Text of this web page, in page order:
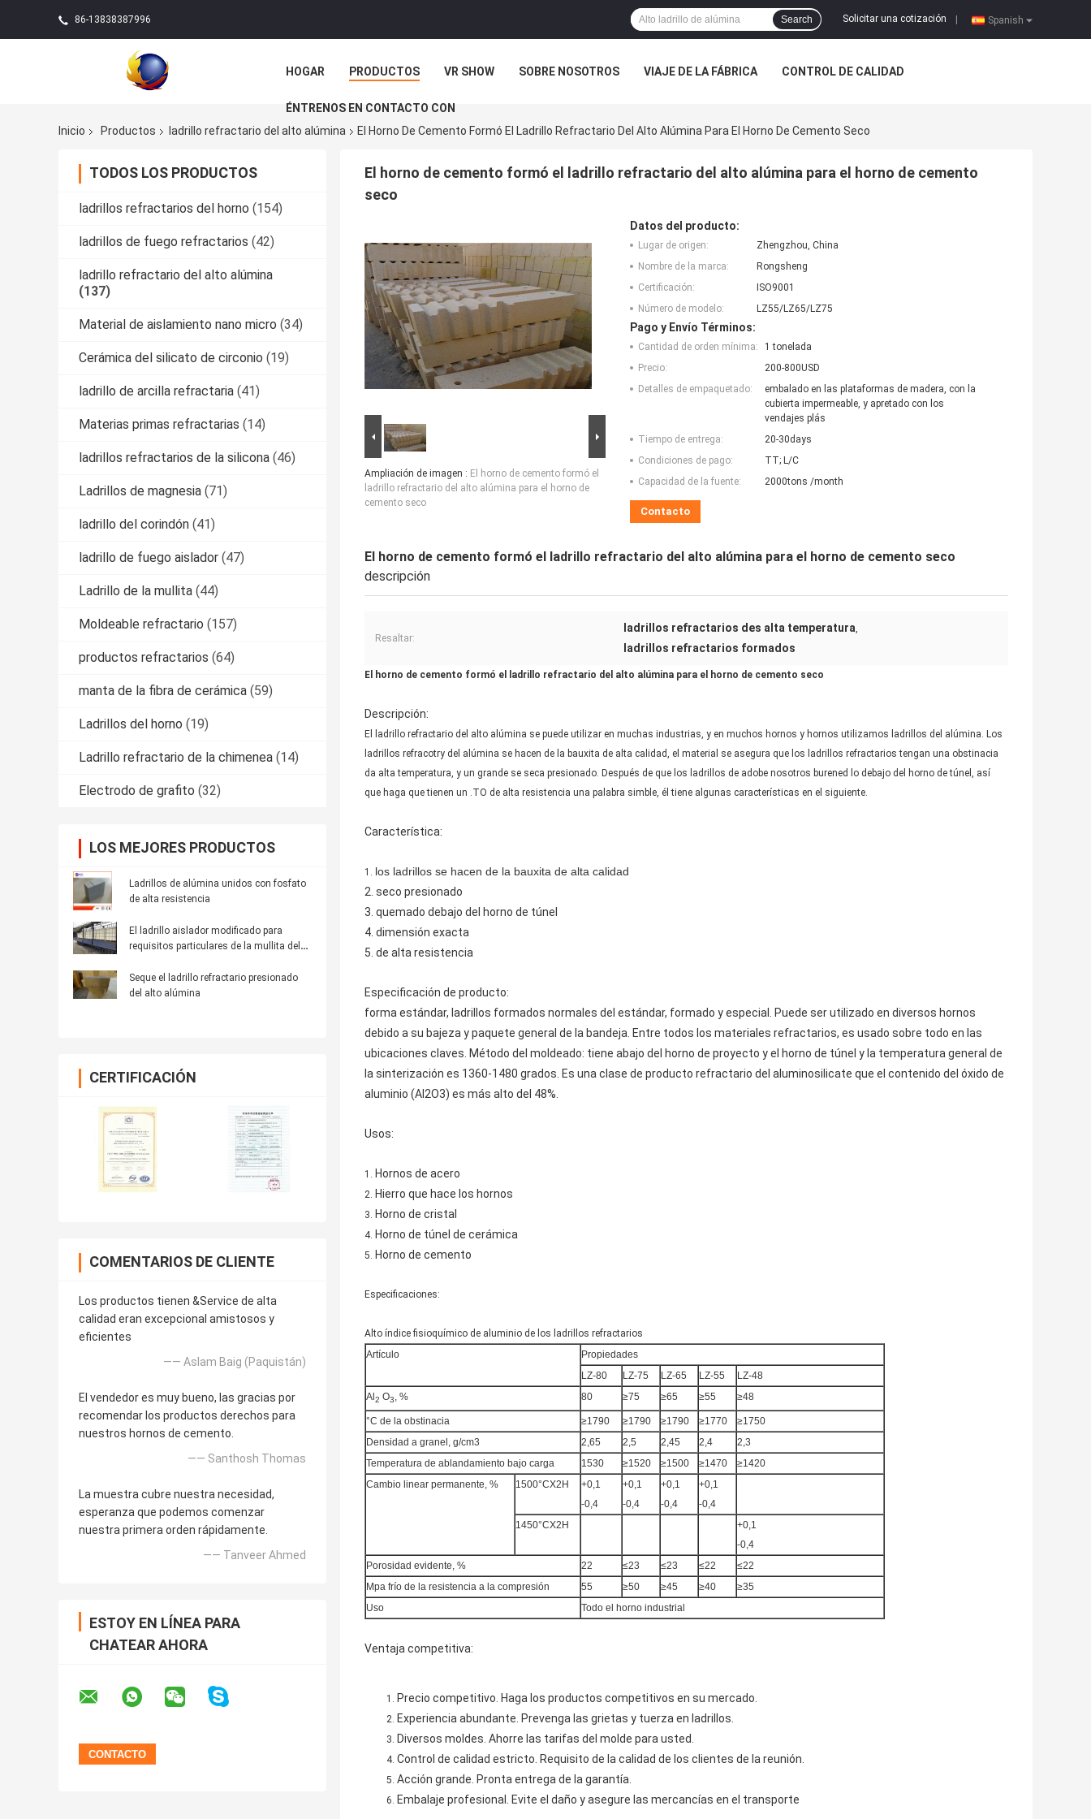
86-13838387996 Spanish
Solicitar una cotización
Search
HOGAR PRODUCTOS VR SHOW SOBRE NOSOTROS VIAJE DE LA FÁBRICA CONTROL DE CALIDAD
ÉNTRENOS EN CONTACTO CON
Inicio
Productos ladrillo refractario del alto alúmina El Horno De Cemento Formó El Ladrillo Refractario Del Alto Alúmina Para El Horno De Cemento Seco
TODOS LOS PRODUCTOS
ladrillos refractarios del horno (154)
ladrillos de fuego refractarios (42)
ladrillo refractario del alto alúmina
(137)
Material de aislamiento nano micro (34)
Cerámica del silicato de circonio (19)
ladrillo de arcilla refractaria (41)
Materias primas refractarias (14)
ladrillos refractarios de la silicona (46)
Ladrillos de magnesia (71)
ladrillo del corindón (41)
ladrillo de fuego aislador (47)
Ladrillo de la mullita (44)
Moldeable refractario (157)
productos refractarios (64)
manta de la fibra de cerámica (59)
Ladrillos del horno (19)
Ladrillo refractario de la chimenea (14)
Electrodo de grafito (32)
LOS MEJORES PRODUCTOS
Ladrillos de alúmina unidos con fosfato
de alta resistencia
El ladrillo aislador modificado para
requisitos particulares de la mullita del
Seque el ladrillo refractario presionado
del alto alúmina
CERTIFICACIÓN
COMENTARIOS DE CLIENTE
Los productos tienen &Service de alta
calidad eran excepcional amistosos y
eficientes
—— Aslam Baig (Paquistán)
El vendedor es muy bueno, las gracias por
recomendar los productos derechos para
nuestros hornos de cemento.
—— Santhosh Thomas
La muestra cubre nuestra necesidad,
esperanza que podemos comenzar
nuestra primera orden rápidamente.
—— Tanveer Ahmed
ESTOY EN LÍNEA PARA
CHATEAR AHORA
El horno de cemento formó el ladrillo refractario del alto alúmina para el horno de cemento
seco
Ampliación de imagen : El horno de cemento formó el
ladrillo refractario del alto alúmina para el horno de
cemento seco
Datos del producto:
Lugar de origen:
Zhengzhou, China
Nombre de la marca:
Rongsheng
Certificación:
ISO9001
Número de modelo:
LZ55/LZ65/LZ75
Pago y Envío Términos:
Cantidad de orden mínima:
1 tonelada
Precio:
200-800USD
Detalles de empaquetado:
embalado en las plataformas de madera, con la
cubierta impermeable, y apretado con los
vendajes plás
Tiempo de entrega:
20-30days
Condiciones de pago:
TT; L/C
Capacidad de la fuente:
2000tons /month
Contacto
El horno de cemento formó el ladrillo refractario del alto alúmina para el horno de cemento seco
descripción
Resaltar:
ladrillos refractarios des alta temperatura,
ladrillos refractarios formados
El horno de cemento formó el ladrillo refractario del alto alúmina para el horno de cemento seco
Descripción:
El ladrillo refractario del alto alúmina se puede utilizar en muchas industrias, y en muchos hornos y hornos utilizamos ladrillos del alúmina. Los
ladrillos refracotry del alúmina se hacen de la bauxita de alta calidad, el material se asegura que los ladrillos refractarios tengan una obstinacia
da alta temperatura, y un grande se seca presionado. Después de que los ladrillos de adobe nosotros burened lo debajo del horno de túnel, así
que haga que tienen un .TO de alta resistencia una palabra simble, él tiene algunas características en el siguiente.
Característica:
1. los ladrillos se hacen de la bauxita de alta calidad
2. seco presionado
3. quemado debajo del horno de túnel
4. dimensión exacta
5. de alta resistencia
Especificación de producto:
forma estándar, ladrillos formados normales del estándar, formado y especial. Puede ser utilizado en diversos hornos
debido a su bajeza y paquete general de la bandeja. Entre todos los materiales refractarios, es usado sobre todo en las
ubicaciones claves. Método del moldeado: tiene abajo del horno de proyecto y el horno de túnel y la temperatura general de
la sinterización es 1360-1480 grados. Es una clase de producto refractario del aluminosilicate que el contenido del óxido de
aluminio (Al2O3) es más alto del 48%.
Usos:
1. Hornos de acero
2. Hierro que hace los hornos
3. Horno de cristal
4. Horno de túnel de cerámica
5. Horno de cemento
Especificaciones:
Alto índice fisioquímico de aluminio de los ladrillos refractarios
Artículo
Propiedades
LZ-80
LZ-75 LZ-65 LZ-55
LZ-48
Al 2 O3, % 80 ≥75 ≥65 ≥55 ≥48
°C de la obstinacia ≥1790 ≥1790 ≥1790 ≥1770
≥1750
Densidad a granel, g/cm3
2,65 2,5 2,45 2,4
2,3
Temperatura de ablandamiento bajo carga
1530 ≥1520 ≥1500 ≥1470
≥1420
Cambio linear permanente, %
1500°CX2H
+0,1
-0,4
+0,1
-0,4
+0,1
-0,4
+0,1
-0,4
1450°CX2H
+0,1
-0,4
Porosidad evidente, %
22 ≤23 ≤23 ≤22
≤22
Mpa frío de la resistencia a la compresión
55 ≥50 ≥45 ≥40
≥35
Uso
Todo el horno industrial
Ventaja competitiva:
Precio competitivo. Haga los productos competitivos en su mercado.
Experiencia abundante. Prevenga las grietas y tuerza en ladrillos.
Diversos moldes. Ahorre las tarifas del molde para usted.
Control de calidad estricto. Requisito de la calidad de los clientes de la reunión.
Acción grande. Pronta entrega de la garantía.
Embalaje profesional. Evite el daño y asegure las mercancías en el transporte